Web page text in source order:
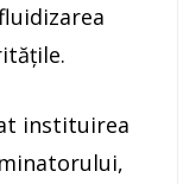
instituirea